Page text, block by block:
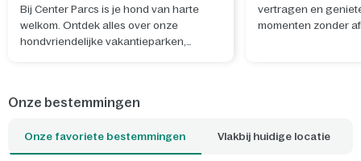
Bij Center Parcs is je hond van harte
welkom. Ontdek alles over onze
hondvriendelijke vakantieparken,
vertragen en
momenten zonder
sterrenhemel, terwijl
Onze bestemmingen
Onze favoriete bestemmingen Vlakbij huidige locatie